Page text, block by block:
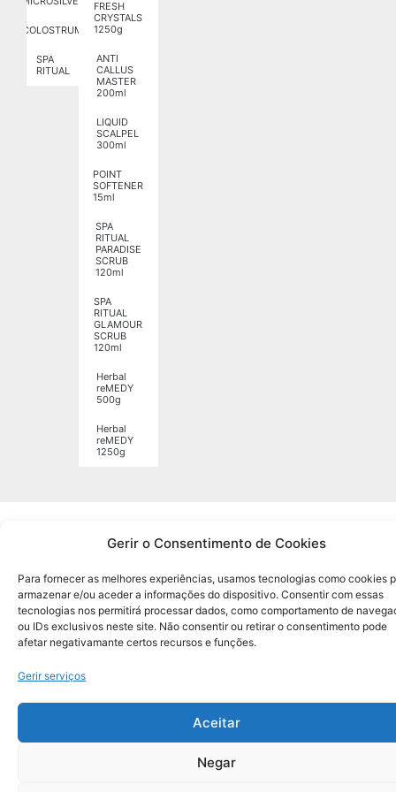
Gerir o Consentimento de Cookies
Para fornecer as melhores experiências, usamos tecnologias como cookies
armazenar e/ou aceder a informações do dispositivo. Consentir com essas
tecnologias nos permitirá processar dados, como comportamento de
ou IDs exclusivos neste site. Não consentir ou retirar o consentimento pode
afetar negativamante certos recursos e funções.
Gerir serviços
Aceitar
Negar
COLOSTRUM
SPA
RITUAL
FRESH
CRYSTALS
1250g
ANTI
CALLUS
MASTER
200ml
LIQUID
SCALPEL
300ml
POINT
SOFTENER
15ml
SPA
RITUAL
PARADISE
SCRUB
120ml
SPA
RITUAL
GLAMOUR
SCRUB
120ml
Herbal
reMEDY
500g
Herbal
reMEDY
1250g
© [code_snippet Id=4] Todos Os Direitos Reservados
Made with by SVS.PT​​